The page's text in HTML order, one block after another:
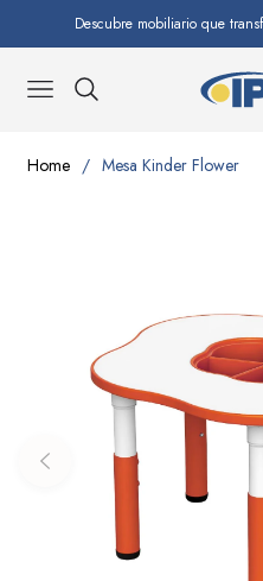
Descubre mobiliario que
NAVIGATION
Home / Mesa Kinder Flower